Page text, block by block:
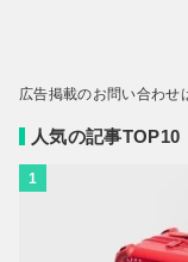
広告掲載のお問い合わせ
人気の記事TOP10
1